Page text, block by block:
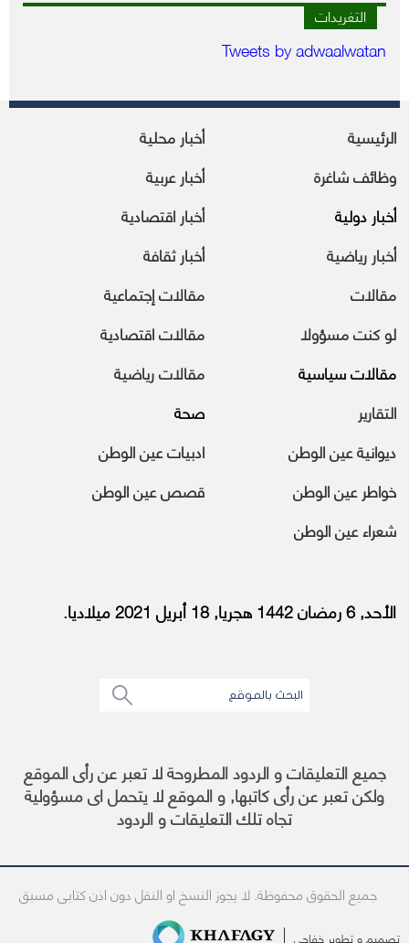
التغريدات
Tweets by adwaalwatan
الرئيسية
أخبار محلية
وظائف شاغرة
أخبار عربية
أخبار دولية
أخبار اقتصادية
أخبار رياضية
أخبار ثقافة
مقالات
مقالات إجتماعية
لو كنت مسؤولا
مقالات اقتصادية
مقالات سياسية
مقالات رياضية
التقارير
صحة
ديوانية عين الوطن
ادبيات عين الوطن
خواطر عين الوطن
قصص عين الوطن
شعراء عين الوطن
الأحد, 6 رمضان 1442 هجريا, 18 أبريل 2021 ميلاديا.
جميع التعليقات و الردود المطروحة لا تعبر عن رأى الموقع
ولكن تعبر عن رأى كاتبها, و الموقع لا يتحمل اى مسؤولية
تجاه تلك التعليقات و الردود
جميع الحقوق محفوظة. لا يجوز النسخ او النقل دون اذن كتابى مسبق
تصميم و تطوير خفاجى